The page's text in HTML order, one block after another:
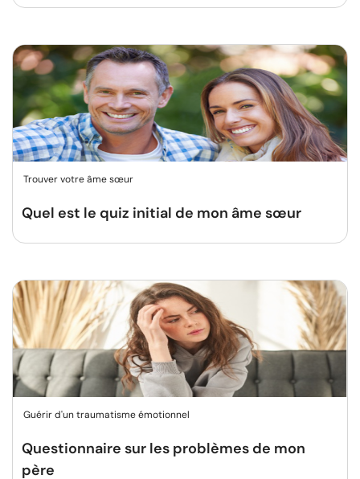
Trouver votre âme sœur
Quel est le quiz initial de mon âme sœur
Guérir d'un traumatisme émotionnel
Questionnaire sur les problèmes de mon
père